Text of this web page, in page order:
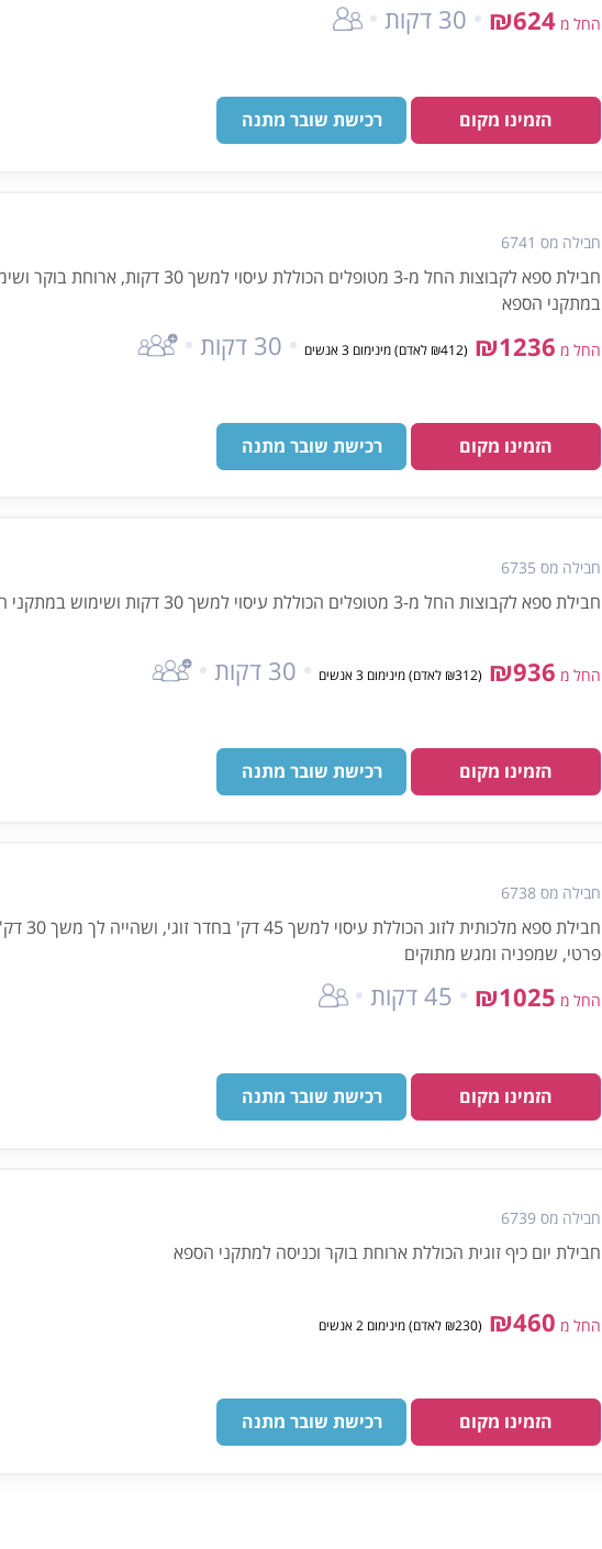
החל מ ₪624 30 דקות
הזמינו מקום רכישת שובר מתנה
חבילה מס 6741
חבילת ספא לקבוצות החל מ-3 מטופלים הכוללת עיסוי למשך 30 דקות, ארוחת
במתקני הספא
החל מ ₪1236 (₪412 לאדם) מינימום 3 אנשים 30 דקות
הזמינו מקום רכישת שובר מתנה
חבילה מס 6735
חבילת ספא לקבוצות החל מ-3 מטופלים הכוללת עיסוי למשך 30 דקות ושימוש במתקני הספא
החל מ ₪936 (₪312 לאדם) מינימום 3 אנשים 30 דקות
הזמינו מקום רכישת שובר מתנה
חבילה מס 6738
חבילת ספא מלכותית לזוג
פרטי, שמפניה ומגש מתוקים
החל מ ₪1025 45 דקות
הזמינו מקום רכישת שובר מתנה
חבילה מס 6739
חבילת יום כיף זוגית הכוללת ארוחת בוקר וכניסה למתקני הספא
החל מ ₪460 (₪230 לאדם) מינימום 2 אנשים
הזמינו מקום רכישת שובר מתנה